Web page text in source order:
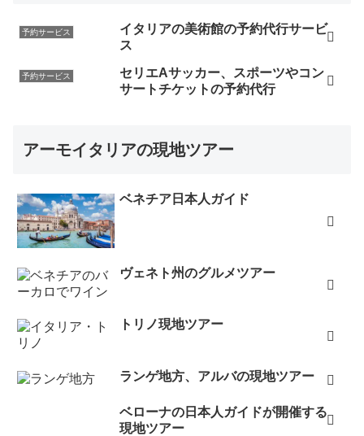
予約サービス
イタリアの美術館の予約代行サービ
ス
予約サービス
セリエAサッカー、スポーツやコン
サートチケットの予約代行
アーモイタリアの現地ツアー
ベネチア日本人ガイド
ヴェネト州のグルメツアー
トリノ現地ツアー
ランゲ地方、アルバの現地ツアー
ベローナの日本人ガイドが開催する
現地ツアー